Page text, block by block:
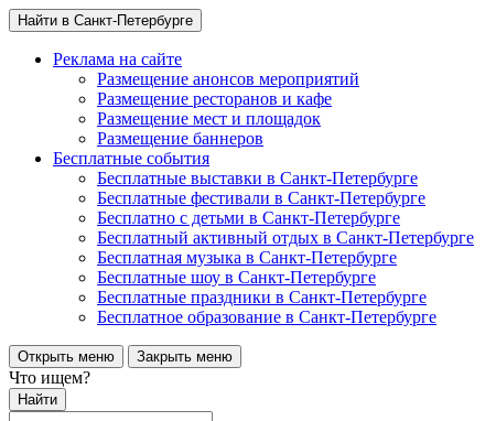
Найти в Санкт-Петербурге
Реклама на сайте
Размещение анонсов мероприятий
Размещение ресторанов и кафе
Размещение мест и площадок
Размещение баннеров
Бесплатные события
Бесплатные выставки в Санкт-Петербурге
Бесплатные фестивали в Санкт-Петербурге
Бесплатно с детьми в Санкт-Петербурге
Бесплатный активный отдых в Санкт-Петербурге
Бесплатная музыка в Санкт-Петербурге
Бесплатные шоу в Санкт-Петербурге
Бесплатные праздники в Санкт-Петербурге
Бесплатное образование в Санкт-Петербурге
Открыть меню Закрыть меню
Что ищем?
Найти